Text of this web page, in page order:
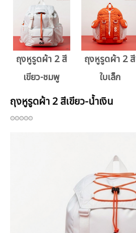
ถุงหูรูดผ้า 2 สี
เขียว-ชมพู
ถุงหูรูดผ้า 2 สี
ใบเล็ก
ถุงหูรูดผ้า 2 สีเขียว-น้ำเงิน